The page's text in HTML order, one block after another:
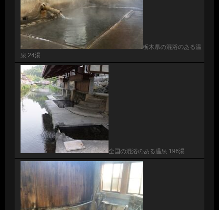
栃木県の混浴のある温
泉 24湯
全国の混浴のある温泉 196湯